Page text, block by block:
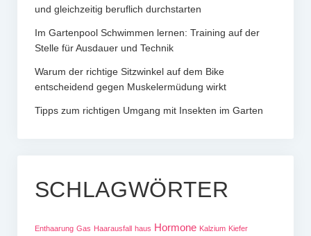
und gleichzeitig beruflich durchstarten
Im Gartenpool Schwimmen lernen: Training auf der
Stelle für Ausdauer und Technik
Warum der richtige Sitzwinkel auf dem Bike
entscheidend gegen Muskelermüdung wirkt
Tipps zum richtigen Umgang mit Insekten im Garten
SCHLAGWÖRTER
Enthaarung Gas Haarausfall haus Hormone Kalzium Kiefer